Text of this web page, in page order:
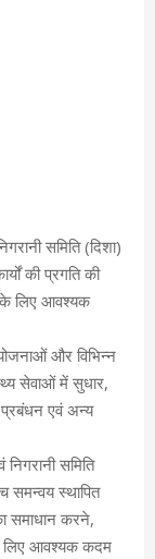
समिति (दिशा)
की प्रगति की
के लिए आवश्यक
और विभिन्न
सेवाओं में सुधार,
एवं अन्य
समिति
समन्वय स्थापित
समाधान करने,
लिए आवश्यक कदम